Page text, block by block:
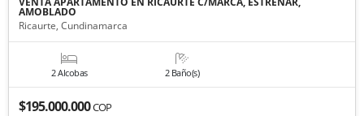
AMOBLADO
Ricaurte, Cundinamarca
2 Alcobas 2 Baño(s)
$195.000.000COP